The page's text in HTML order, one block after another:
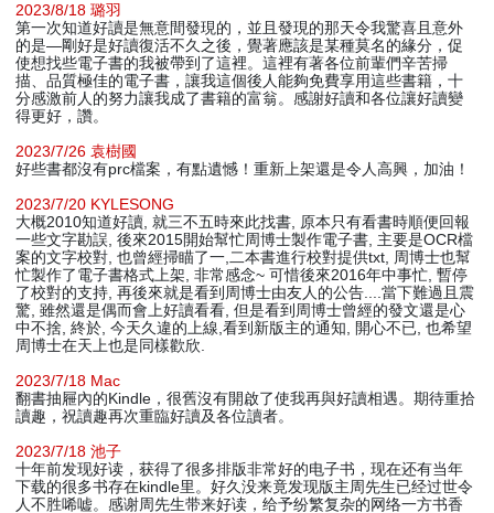
2023/8/18 璐羽
第一次知道好讀是無意間發現的，並且發現的那天令我驚喜且意外
的是—剛好是好讀復活不久之後，覺著應該是某種莫名的緣分，促
使想找些電子書的我被帶到了這裡。這裡有著各位前輩們辛苦掃
描、品質極佳的電子書，讓我這個後人能夠免費享用這些書籍，十
分感激前人的努力讓我成了書籍的富翁。感謝好讀和各位讓好讀變
得更好，讚。
2023/7/26 袁樹國
好些書都沒有prc檔案，有點遺憾！重新上架還是令人高興，加油！
2023/7/20 KYLESONG
大概2010知道好讀, 就三不五時來此找書, 原本只有看書時順便回報
一些文字勘誤, 後來2015開始幫忙周博士製作電子書, 主要是OCR檔
案的文字校對, 也曾經掃瞄了一,二本書進行校對提供txt, 周博士也幫
忙製作了電子書格式上架, 非常感念~ 可惜後來2016年中事忙, 暫停
了校對的支持, 再後來就是看到周博士由友人的公告....當下難過且震
驚, 雖然還是偶而會上好讀看看, 但是看到周博士曾經的發文還是心
中不捨, 終於, 今天久違的上線,看到新版主的通知, 開心不已, 也希望
周博士在天上也是同樣歡欣.
2023/7/18 Mac
翻書抽屜內的Kindle，很舊沒有開啟了使我再與好讀相遇。期待重拾
讀趣，祝讀趣再次重臨好讀及各位讀者。
2023/7/18 池子
十年前发现好读，获得了很多排版非常好的电子书，现在还有当年
下载的很多书存在kindle里。好久没来竟发现版主周先生已经过世令
人不胜唏嘘。感谢周先生带来好读，给予纷繁复杂的网络一方书香